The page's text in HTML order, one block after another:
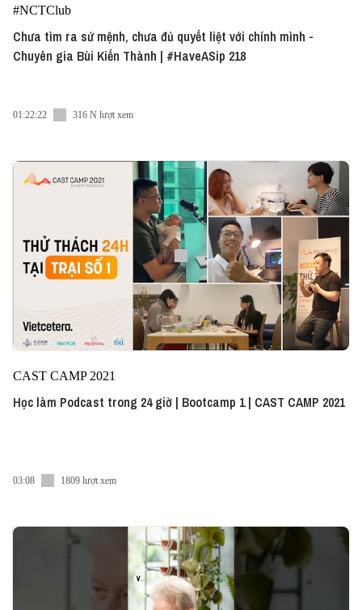
#NCTClub
Chưa tìm ra sứ mệnh, chưa đủ quyết liệt với chính mình -
Chuyên gia Bùi Kiến Thành | #HaveASip 218
01:22:22 316 N lượt xem
CAST CAMP 2021
Học làm Podcast trong 24 giờ | Bootcamp 1 | CAST CAMP 2021
03:08 1809 lượt xem